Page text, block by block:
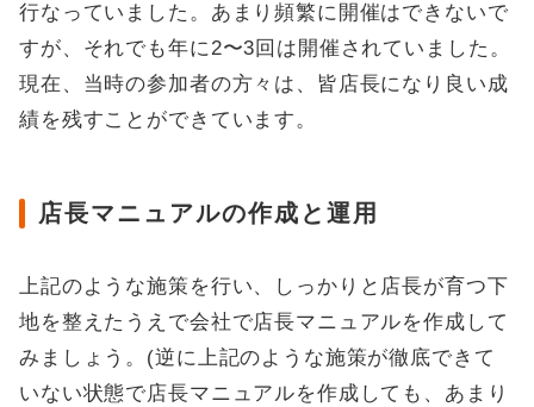
行なっていました。あまり頻繁に開催はできないで
すが、それでも年に2〜3回は開催されていました。
現在、当時の参加者の方々は、皆店長になり良い成
績を残すことができています。
店長マニュアルの作成と運用
上記のような施策を行い、しっかりと店長が育つ下
地を整えたうえで会社で店長マニュアルを作成して
みましょう。(逆に上記のような施策が徹底できて
いない状態で店長マニュアルを作成しても、あまり